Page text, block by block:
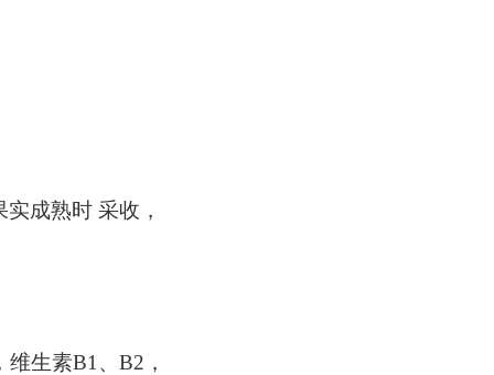
成熟时 采收，
生素B1、B2，